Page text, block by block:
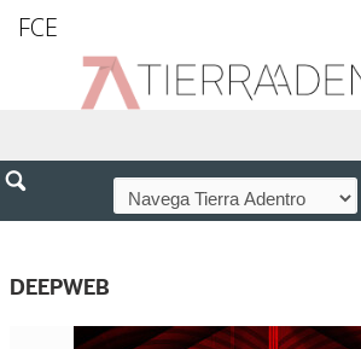
FCE
DEEPWEB